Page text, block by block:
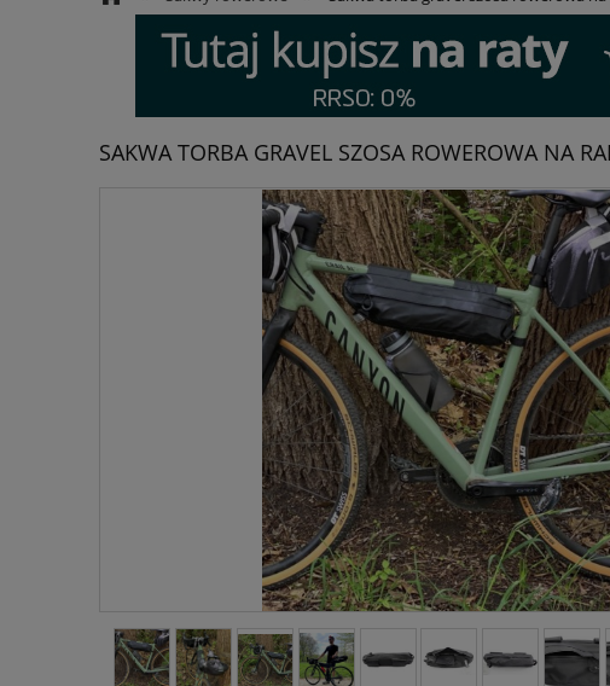
SAKWA TORBA GRAVEL SZOSA ROWEROWA NA